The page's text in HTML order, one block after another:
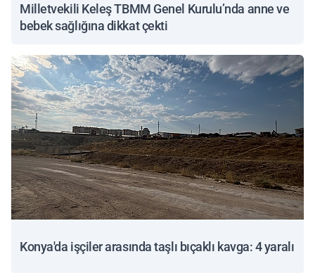
Milletvekili Keleş TBMM Genel Kurulu’nda anne ve
bebek sağlığına dikkat çekti
Konya'da işçiler arasında taşlı bıçaklı kavga: 4 yaralı